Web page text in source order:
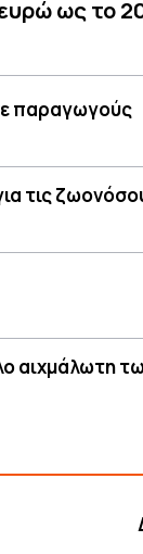
ως το
παραγωγούς
τις
αιχμάλωτη